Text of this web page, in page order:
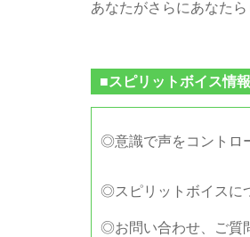
あなたがさらにあなた
■スピリットボイス情
◎意識で声をコントロ
◎スピリットボイスに
◎お問い合わせ、ご質